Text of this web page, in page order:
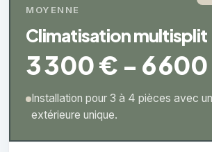
MOYENNE
Climatisation multisplit
3 300 € - 6
Installation pour 3 à 4 pièces avec
extérieure unique.